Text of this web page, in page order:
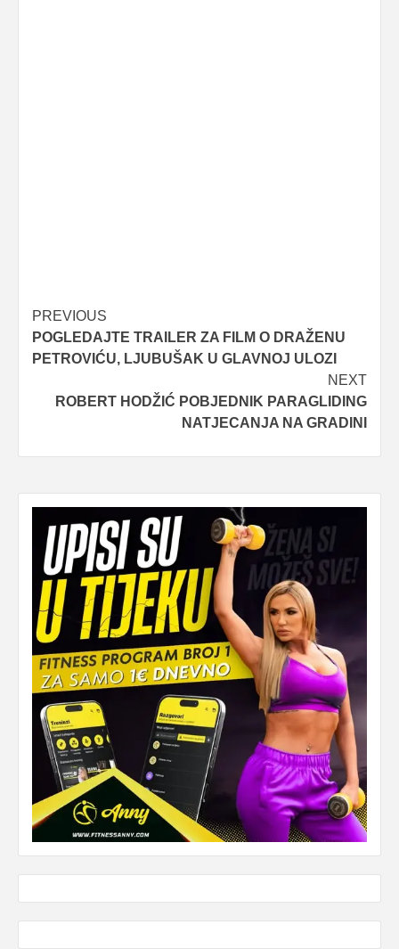
Post
navigation
PREVIOUS
POGLEDAJTE TRAILER ZA FILM O DRAŽENU
PETROVIĆU, LJUBUŠAK U GLAVNOJ ULOZI
NEXT
ROBERT HODŽIĆ POBJEDNIK PARAGLIDING
NATJECANJA NA GRADINI